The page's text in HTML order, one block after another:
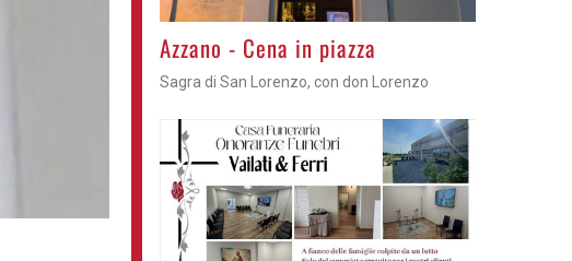
Gli appuntamenti fino a sabato
Cosa fare questi giorni nel Cremasco